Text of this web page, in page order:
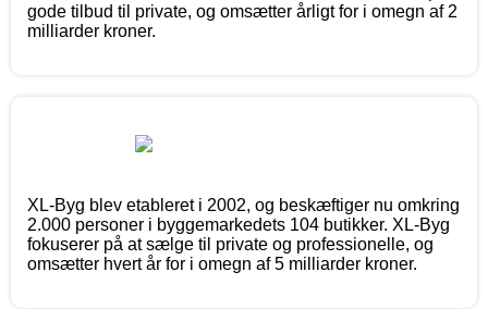
gode tilbud til private, og omsætter årligt for i omegn af 2
milliarder kroner.
XL-Byg blev etableret i 2002, og beskæftiger nu omkring
2.000 personer i byggemarkedets 104 butikker. XL-Byg
fokuserer på at sælge til private og professionelle, og
omsætter hvert år for i omegn af 5 milliarder kroner.